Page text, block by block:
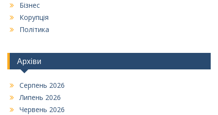
Бізнес
Корупція
Політика
Архіви
Серпень 2026
Липень 2026
Червень 2026